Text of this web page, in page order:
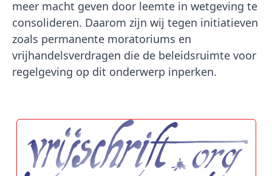
meer macht geven door leemte in wetgeving te
consolideren. Daarom zijn wij tegen initiatieven
zoals permanente moratoriums en
vrijhandelsverdragen die de beleidsruimte voor
regelgeving op dit onderwerp inperken.
Vrijschrift